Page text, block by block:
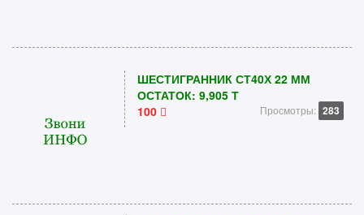
ШЕСТИГРАННИК СТ40Х 22 ММ
ОСТАТОК: 9,905 Т
100
Просмотры: 283